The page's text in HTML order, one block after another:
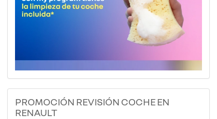
PROMOCIÓN REVISIÓN COCHE EN
RENAULT